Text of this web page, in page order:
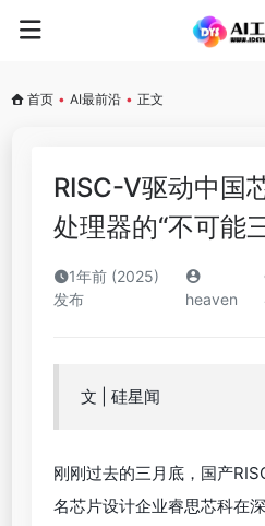
首页 • AI最前沿 • 正文
RISC-V驱动中国
处理器的“不可能
1年前 (2025)
发布
heaven
文 | 硅星闻
刚刚过去的三月底，国产
名芯片设计企业睿思芯科在